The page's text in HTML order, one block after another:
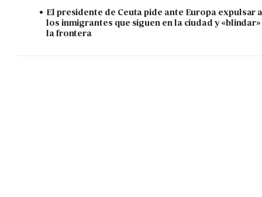
El presidente de Ceuta pide ante Europa expulsar
los inmigrantes que siguen en la ciudad y «blindar»
la frontera